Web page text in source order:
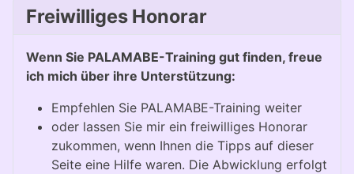
Freiwilliges Honorar
Wenn Sie PALAMABE-Training gut finden, freue
ich mich über ihre Unterstützung:
Empfehlen Sie PALAMABE-Training weiter
oder lassen Sie mir ein freiwilliges Honorar
zukommen, wenn Ihnen die Tipps auf dieser
Seite eine Hilfe waren. Die Abwicklung erfolgt